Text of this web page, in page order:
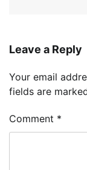
Leave a Reply
Your email
fields are
Comment *